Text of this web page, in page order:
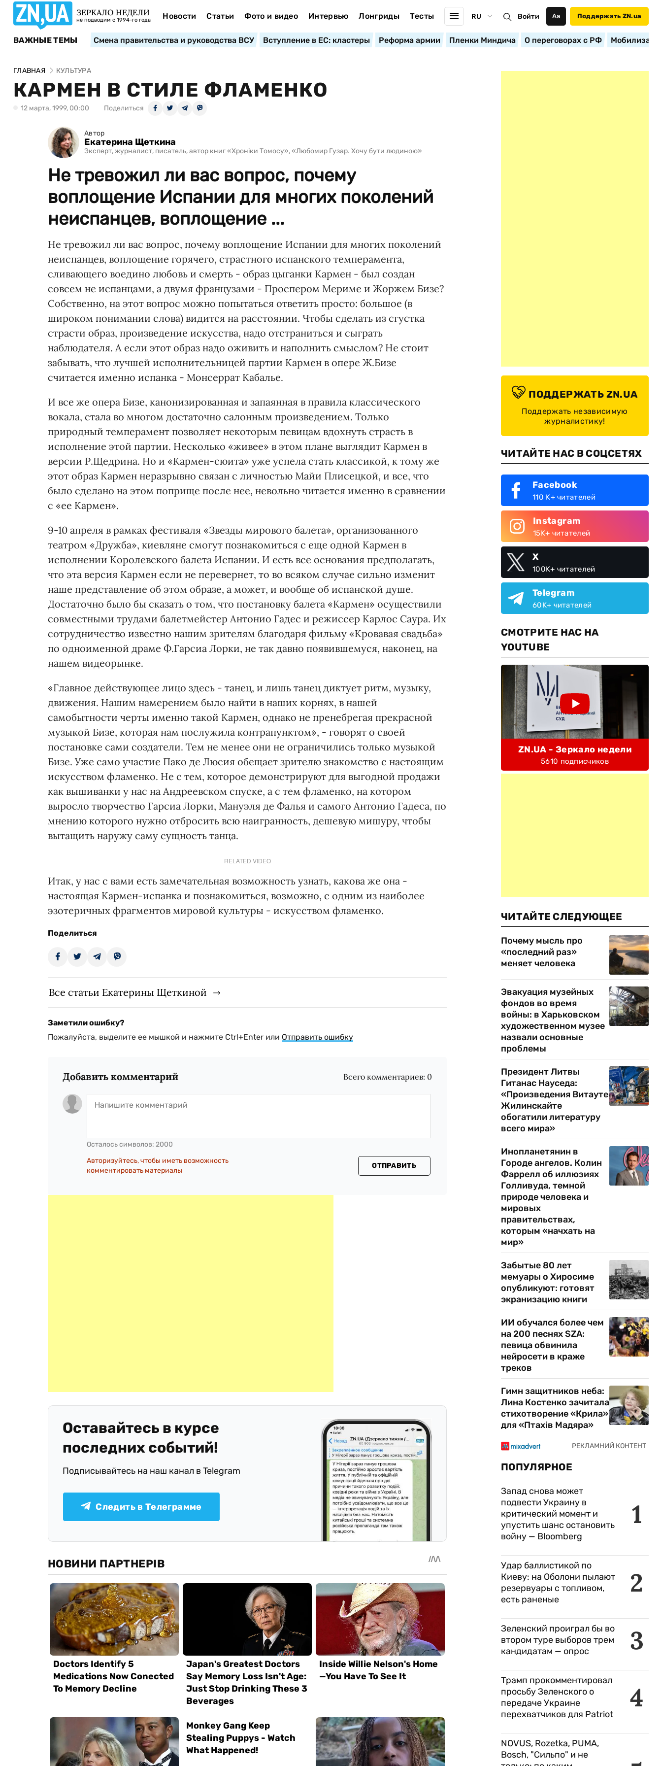
ЗЕРКАЛО НЕДЕЛИ
не подводим с 1994-го года Новости Статьи Фото и видео Интервью Лонгриды Тесты RU Войти Аа Поддержать ZN.ua
ВАЖНЫЕ ТЕМЫ Смена правительства и руководства ВСУ Вступление в ЕС: кластеры Реформа армии Пленки Миндича О переговорах с РФ
ГЛАВНАЯ КУЛЬТУРА
КАРМЕН В СТИЛЕ ФЛАМЕНКО
12 марта, 1999, 00:00 Поделиться
Автор
Екатерина Щеткина
Эксперт, журналист, писатель, автор книг «Хроніки Томосу», «Любомир Гузар. Хочу бути людиною»
Не тревожил ли вас вопрос, почему
воплощение Испании для многих поколений
неиспанцев, воплощение ...
Не тревожил ли вас вопрос, почему воплощение Испании для многих поколений
неиспанцев, воплощение горячего, страстного испанского темперамента,
сливающего воедино любовь и смерть - образ цыганки Кармен - был создан
совсем не испанцами, а двумя французами - Проспером Мериме и Жоржем Бизе?
Собственно, на этот вопрос можно попытаться ответить просто: большое (в
широком понимании слова) видится на расстоянии. Чтобы сделать из сгустка
страсти образ, произведение искусства, надо отстраниться и сыграть
наблюдателя. А если этот образ надо оживить и наполнить смыслом? Не стоит
забывать, что лучшей исполнительницей партии Кармен в опере Ж.Бизе
считается именно испанка - Монсеррат Кабалье.
И все же опера Бизе, канонизированная и запаянная в правила классического
вокала, стала во многом достаточно салонным произведением. Только
природный темперамент позволяет некоторым певицам вдохнуть страсть в
исполнение этой партии. Несколько «живее» в этом плане выглядит Кармен в
версии Р.Щедрина. Но и «Кармен-сюита» уже успела стать классикой, к тому же
этот образ Кармен неразрывно связан с личностью Майи Плисецкой, и все, что
было сделано на этом поприще после нее, невольно читается именно в сравнении
с «ее Кармен».
9-10 апреля в рамках фестиваля «Звезды мирового балета», организованного
театром «Дружба», киевляне смогут познакомиться с еще одной Кармен в
исполнении Королевского балета Испании. И есть все основания предполагать,
что эта версия Кармен если не перевернет, то во всяком случае сильно изменит
наше представление об этом образе, а может, и вообще об испанской душе.
Достаточно было бы сказать о том, что постановку балета «Кармен» осуществили
совместными трудами балетмейстер Антонио Гадес и режиссер Карлос Саура. Их
сотрудничество известно нашим зрителям благодаря фильму «Кровавая свадьба»
по одноименной драме Ф.Гарсиа Лорки, не так давно появившемуся, наконец, на
нашем видеорынке.
«Главное действующее лицо здесь - танец, и лишь танец диктует ритм, музыку,
движения. Нашим намерением было найти в наших корнях, в нашей
самобытности черты именно такой Кармен, однако не пренебрегая прекрасной
музыкой Бизе, которая нам послужила контрапунктом», - говорят о своей
постановке сами создатели. Тем не менее они не ограничились только музыкой
Бизе. Уже само участие Пако де Люсия обещает зрителю знакомство с настоящим
искусством фламенко. Не с тем, которое демонстрируют для выгодной продажи
как вышиванки у нас на Андреевском спуске, а с тем фламенко, на котором
выросло творчество Гарсиа Лорки, Мануэля де Фалья и самого Антонио Гадеса, по
мнению которого нужно отбросить всю наигранность, дешевую мишуру, чтобы
вытащить наружу саму сущность танца.
RELATED VIDEO
Итак, у нас с вами есть замечательная возможность узнать, какова же она -
настоящая Кармен-испанка и познакомиться, возможно, с одним из наиболее
эзотеричных фрагментов мировой культуры - искусством фламенко.
Поделиться
Все статьи Екатерины Щеткиной
Заметили ошибку?
Пожалуйста, выделите ее мышкой и нажмите Ctrl+Enter или Отправить ошибку
Добавить комментарий Всего комментариев: 0
Осталось символов: 2000
Авторизуйтесь, чтобы иметь возможность
комментировать материалы
ОТПРАВИТЬ
Оставайтесь в курсе
последних событий!
Подписывайтесь на наш канал в Telegram
Следить в Телеграмме
ПОДДЕРЖАТЬ ZN.UA
Поддержать независимую
журналистику!
ЧИТАЙТЕ НАС В СОЦСЕТЯХ
Facebook
110 K+ читателей
Instagram
15K+ читателей
X
100K+ читателей
Telegram
60K+ читателей
СМОТРИТЕ НАС НА
YOUTUBE
ZN.UA - Зеркало недели
5610 подписчиков
ЧИТАЙТЕ СЛЕДУЮЩЕЕ
Почему мысль про
«последний раз»
меняет человека
Эвакуация музейных
фондов во время
войны: в Харьковском
художественном музее
назвали основные
проблемы
Президент Литвы
Гитанас Науседа:
«Произведения Витауте
Жилинскайте
обогатили литературу
всего мира»
Инопланетянин в
Городе ангелов. Колин
Фаррелл об иллюзиях
Голливуда, темной
природе человека и
мировых
правительствах,
которым «начхать на
мир»
Забытые 80 лет
мемуары о Хиросиме
опубликуют: готовят
экранизацию книги
ИИ обучался более чем
на 200 песнях SZA:
певица обвинила
нейросети в краже
треков
Гимн защитников неба:
Лина Костенко зачитала
стихотворение «Крила»
для «Птахів Мадяра»
ПОПУЛЯРНОЕ
1
Запад снова может
подвести Украину в
критический момент и
упустить шанс остановить
войну — Bloomberg
2
Удар баллистикой по
Киеву: на Оболони пылают
резервуары с топливом,
есть раненые
3
Зеленский проиграл бы во
втором туре выборов трем
кандидатам — опрос
4
Трамп прокомментировал
просьбу Зеленского о
передаче Украине
перехватчиков для Patriot
NOVUS, Rozetka, PUMA,
Bosch, "Сильпо" и не